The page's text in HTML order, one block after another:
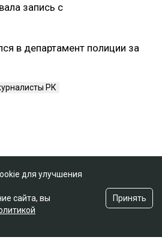
запись с
в департамент полиции за
РК
для улучшения
сайта, вы
Принять